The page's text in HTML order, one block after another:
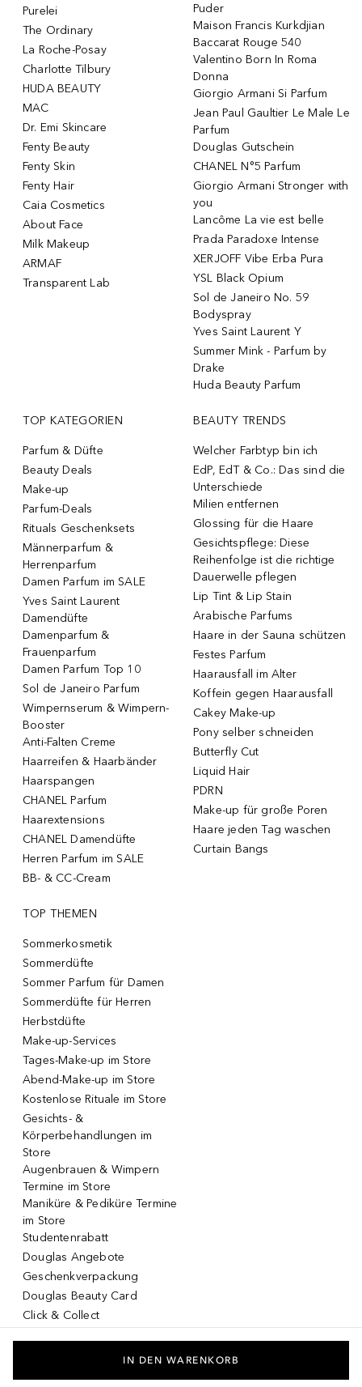
Purelei
The Ordinary
La Roche-Posay
Charlotte Tilbury
HUDA BEAUTY
MAC
Dr. Emi Skincare
Fenty Beauty
Fenty Skin
Fenty Hair
Caia Cosmetics
About Face
Milk Makeup
ARMAF
Transparent Lab
Puder
Maison Francis Kurkdjian
Baccarat Rouge 540
Valentino Born In Roma
Donna
Giorgio Armani Si Parfum
Jean Paul Gaultier Le Male Le
Parfum
Douglas Gutschein
CHANEL N°5 Parfum
Giorgio Armani Stronger with
you
Lancôme La vie est belle
Prada Paradoxe Intense
XERJOFF Vibe Erba Pura
YSL Black Opium
Sol de Janeiro No. 59
Bodyspray
Yves Saint Laurent Y
Summer Mink - Parfum by
Drake
Huda Beauty Parfum
TOP KATEGORIEN
Parfum & Düfte
Beauty Deals
Make-up
Parfum-Deals
Rituals Geschenksets
Männerparfum &
Herrenparfum
Damen Parfum im SALE
Yves Saint Laurent
Damendüfte
Damenparfum &
Frauenparfum
Damen Parfum Top 10
Sol de Janeiro Parfum
Wimpernserum & Wimpern-
Booster
Anti-Falten Creme
Haarreifen & Haarbänder
Haarspangen
CHANEL Parfum
Haarextensions
CHANEL Damendüfte
Herren Parfum im SALE
BB- & CC-Cream
BEAUTY TRENDS
Welcher Farbtyp bin ich
EdP, EdT & Co.: Das sind die
Unterschiede
Milien entfernen
Glossing für die Haare
Gesichtspflege: Diese
Reihenfolge ist die richtige
Dauerwelle pflegen
Lip Tint & Lip Stain
Arabische Parfums
Haare in der Sauna schützen
Festes Parfum
Haarausfall im Alter
Koffein gegen Haarausfall
Cakey Make-up
Pony selber schneiden
Butterfly Cut
Liquid Hair
PDRN
Make-up für große Poren
Haare jeden Tag waschen
Curtain Bangs
TOP THEMEN
Sommerkosmetik
Sommerdüfte
Sommer Parfum für Damen
Sommerdüfte für Herren
Herbstdüfte
Make-up-Services
Tages-Make-up im Store
Abend-Make-up im Store
Kostenlose Rituale im Store
Gesichts- &
Körperbehandlungen im
Store
Augenbrauen & Wimpern
Termine im Store
Maniküre & Pediküre Termine
im Store
Studentenrabatt
Douglas Angebote
Geschenkverpackung
Douglas Beauty Card
Click & Collect
IN DEN WARENKORB